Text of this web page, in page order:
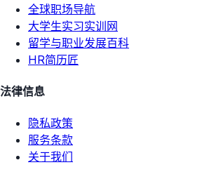
全球职场导航
大学生实习实训网
留学与职业发展百科
HR简历匠
法律信息
隐私政策
服务条款
关于我们